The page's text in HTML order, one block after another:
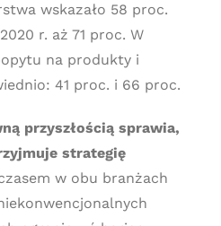
wskazało 58 proc.
r. aż 71 proc. W
na produkty i
41 proc. i 66 proc.
przyszłością sprawia,
strategię
w obu branżach